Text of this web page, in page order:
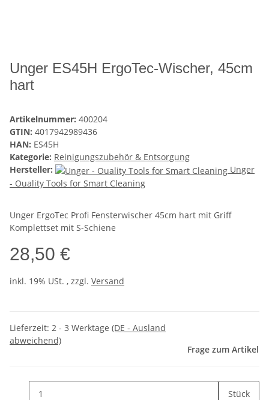
Unger ES45H ErgoTec-Wischer, 45cm
hart
Artikelnummer: 400204
GTIN: 4017942989436
HAN: ES45H
Kategorie: Reinigungszubehör & Entsorgung
Hersteller:
Unger
- Ouality Tools for Smart Cleaning
Unger ErgoTec Profi Fensterwischer 45cm hart mit Griff
Komplettset mit S-Schiene
28,50 €
inkl. 19% USt. , zzgl. Versand
Lieferzeit: 2 - 3 Werktage (DE - Ausland
abweichend)
Frage zum Artikel
Stück